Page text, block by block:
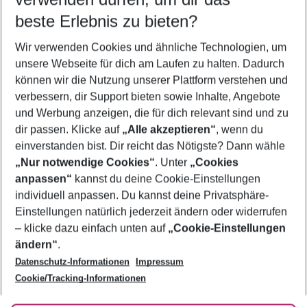
5-8 Nächte
2 Erwachsene Keine Kinder
Mehr Filter anzeigen
Footer
Footer navigation
Über uns
AGB
Bestpreisgarantie
Cookie-Einstellungen ändern
Cookie-Richtlinie
Agenturbetreuung
Barrierefreies Reisen
Folge uns
beste Erlebnis zu bieten?
Wir verwenden Cookies und ähnliche Technologien, um
unsere Webseite für dich am Laufen zu halten. Dadurch
können wir die Nutzung unserer Plattform verstehen und
verbessern, dir Support bieten sowie Inhalte, Angebote
und Werbung anzeigen, die für dich relevant sind und zu
dir passen. Klicke auf „Alle akzeptieren“, wenn du
einverstanden bist. Dir reicht das Nötigste? Dann wähle
„Nur notwendige Cookies“. Unter „Cookies
anpassen“ kannst du deine Cookie-Einstellungen
individuell anpassen. Du kannst deine Privatsphäre-
Einstellungen natürlich jederzeit ändern oder widerrufen
– klicke dazu einfach unten auf „Cookie-Einstellungen
ändern“.
Datenschutz-Informationen
Impressum
Cookie/Tracking-Informationen